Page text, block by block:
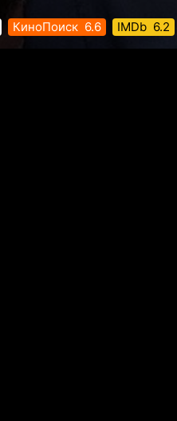
КиноПоиск 6.6 IMDb 6.2